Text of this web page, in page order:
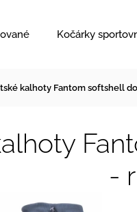
Kočárky
kalhoty Fantom softshell
-